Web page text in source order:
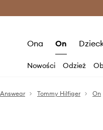
Ona On
Nowości Odzież
Answear Tommy Hilfiger On